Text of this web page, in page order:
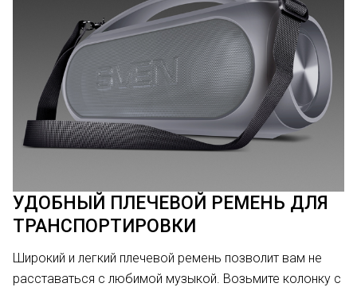
УДОБНЫЙ ПЛЕЧЕВОЙ РЕМЕНЬ ДЛЯ
ТРАНСПОРТИРОВКИ
Широкий и легкий плечевой ремень позволит вам не
расставаться с любимой музыкой. Возьмите колонку с